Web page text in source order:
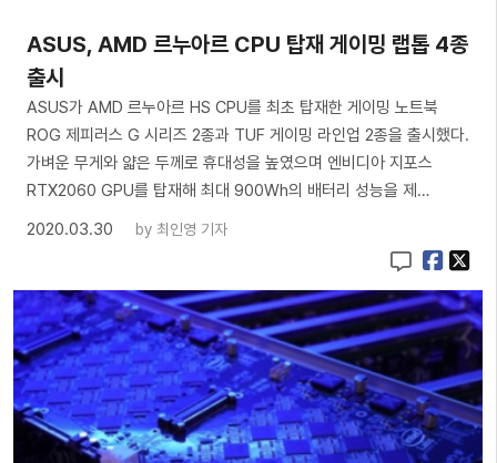
ASUS, AMD 르누아르 CPU 탑재 게이밍 랩톱 4종
출시
ASUS가 AMD 르누아르 HS CPU를 최초 탑재한 게이밍 노트북
ROG 제피러스 G 시리즈 2종과 TUF 게이밍 라인업 2종을 출시했다.
가벼운 무게와 얇은 두께로 휴대성을 높였으며 엔비디아 지포스
RTX2060 GPU를 탑재해 최대 900Wh의 배터리 성능을 제…
2020.03.30
by 최인영 기자